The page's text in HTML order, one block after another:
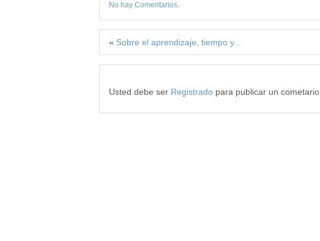
No hay Comentarios.
« Sobre el aprendizaje, tiempo y...
Usted debe ser Registrado para publicar un cometario